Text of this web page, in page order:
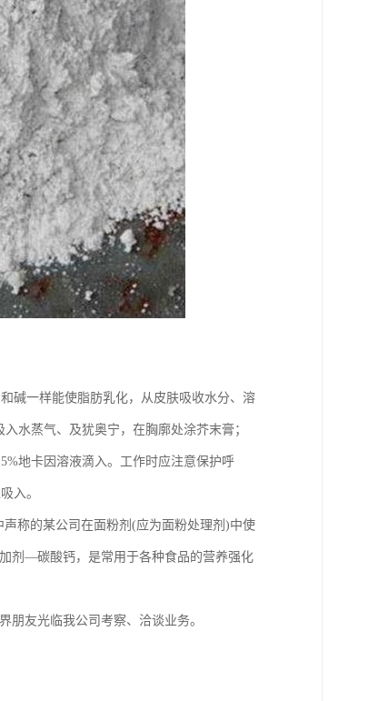
碱一样能使脂肪乳化，从皮肤吸收水分、溶
水蒸气、及犹奥宁，在胸廓处涂芥末膏；
地卡因溶液滴入。工作时应注意保护呼
入。
称的某公司在面粉剂(应为面粉处理剂)中使
剂—碳酸钙，是常用于各种食品的营养强化
朋友光临我公司考察、洽谈业务。